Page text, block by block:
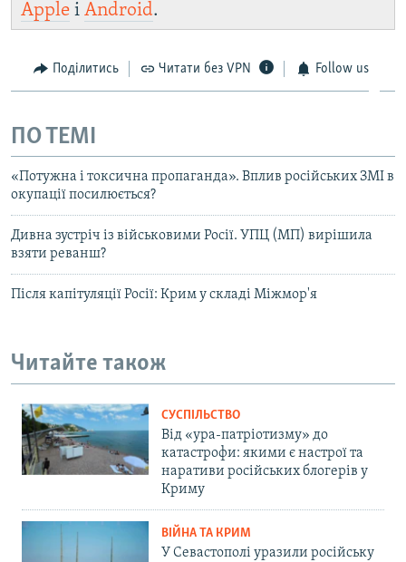
Apple і Android.
Поділитись Читати без VPN Follow us
ПО ТЕМІ
«Потужна і токсична пропаганда». Вплив російських ЗМІ в
окупації посилюється?
Дивна зустріч із військовими Росії. УПЦ (МП) вирішила
взяти реванш?
Після капітуляції Росії: Крим у складі Міжмор'я
Читайте також
СУСПІЛЬСТВО
Від «ура-патріотизму» до
катастрофи: якими є настрої та
наративи російських блогерів у
Криму
ВІЙНА ТА КРИМ
У Севастополі уразили російську